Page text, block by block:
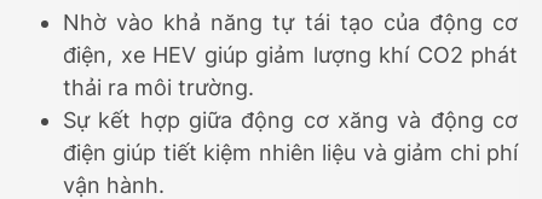
Nhờ vào khả năng tự tái tạo của động cơ
điện, xe HEV giúp giảm lượng khí CO2 phát
thải ra môi trường.
Sự kết hợp giữa động cơ xăng và động cơ
điện giúp tiết kiệm nhiên liệu và giảm chi phí
vận hành.